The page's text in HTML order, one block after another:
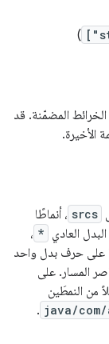
)
المضمّنة. قد
الأخيرة.
srcs ، أنماطًا
العادي * ،
على حرف بدل واحد
المسار. على
من النمطَين
java/
.